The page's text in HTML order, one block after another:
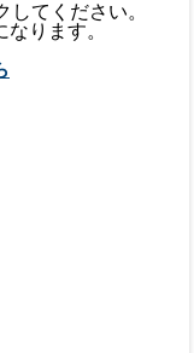
してください。
ります。